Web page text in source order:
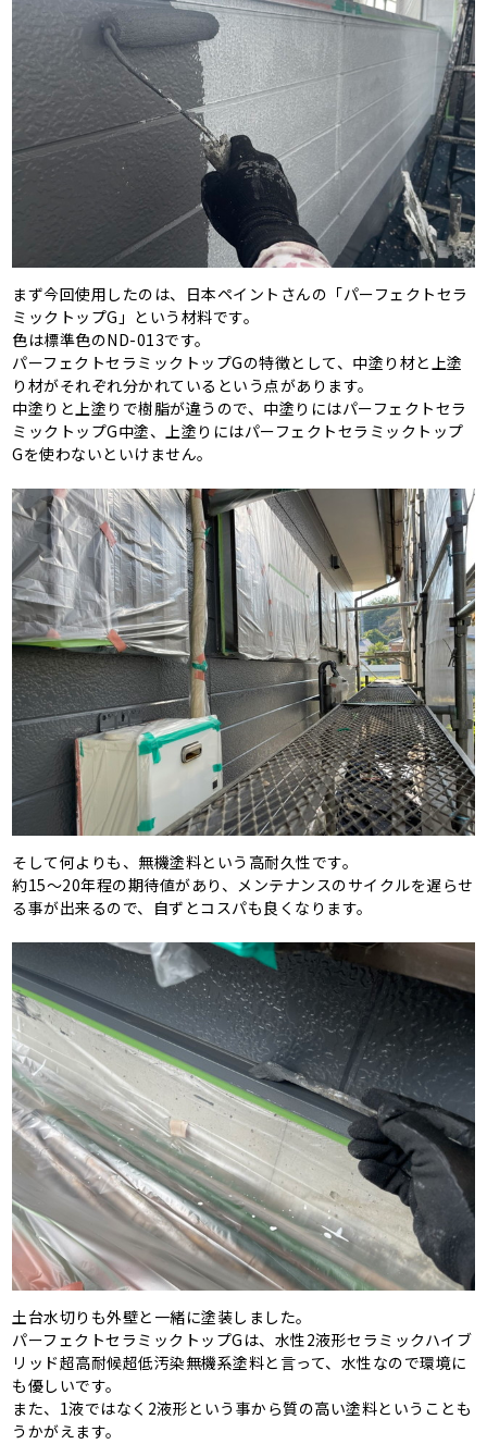
まず今回使用したのは、日本ペイントさんの「パーフェクトセラ
ミックトップG」という材料です。
色は標準色のND-013です。
パーフェクトセラミックトップGの特徴として、中塗り材と上塗
り材がそれぞれ分かれているという点があります。
中塗りと上塗りで樹脂が違うので、中塗りにはパーフェクトセラ
ミックトップG中塗、上塗りにはパーフェクトセラミックトップ
Gを使わないといけません。
そして何よりも、無機塗料という高耐久性です。
約15～20年程の期待値があり、メンテナンスのサイクルを遅らせ
る事が出来るので、自ずとコスパも良くなります。
土台水切りも外壁と一緒に塗装しました。
パーフェクトセラミックトップGは、水性2液形セラミックハイブ
リッド超高耐候超低汚染無機系塗料と言って、水性なので環境に
も優しいです。
また、1液ではなく2液形という事から質の高い塗料ということも
うかがえます。